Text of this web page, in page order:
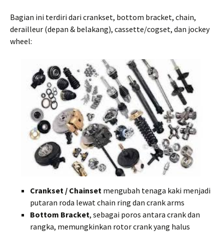
Bagian ini terdiri dari crankset, bottom bracket, chain,
derailleur (depan & belakang), cassette/cogset, dan jockey
wheel:
Crankset / Chainset mengubah tenaga kaki menjadi
putaran roda lewat chain ring dan crank arms
Bottom Bracket, sebagai poros antara crank dan
rangka, memungkinkan rotor crank yang halus